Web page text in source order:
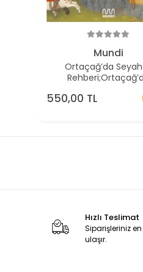
Mundi
Ortaçağ’da
Yaşamışların
Dünya
550,00 TL
Hızlı Teslimat
Siparişleriniz
ulaşır.